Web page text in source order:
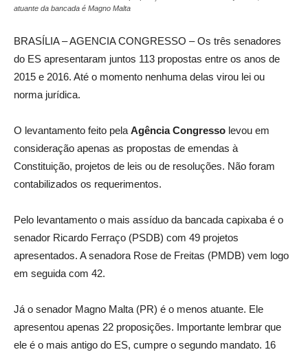
atuante da bancada é Magno Malta
BRASÍLIA – AGENCIA CONGRESSO – Os três senadores
do ES apresentaram juntos 113 propostas entre os anos de
2015 e 2016. Até o momento nenhuma delas virou lei ou
norma jurídica.
O levantamento feito pela Agência Congresso levou em
consideração apenas as propostas de emendas à
Constituição, projetos de leis ou de resoluções. Não foram
contabilizados os requerimentos.
Pelo levantamento o mais assíduo da bancada capixaba é o
senador Ricardo Ferraço (PSDB) com 49 projetos
apresentados. A senadora Rose de Freitas (PMDB) vem logo
em seguida com 42.
Já o senador Magno Malta (PR) é o menos atuante. Ele
apresentou apenas 22 proposições. Importante lembrar que
ele é o mais antigo do ES, cumpre o segundo mandato. 16